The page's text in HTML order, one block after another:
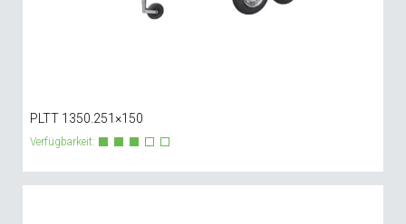
PLTT 1350.251×150
Verfügbarkeit: